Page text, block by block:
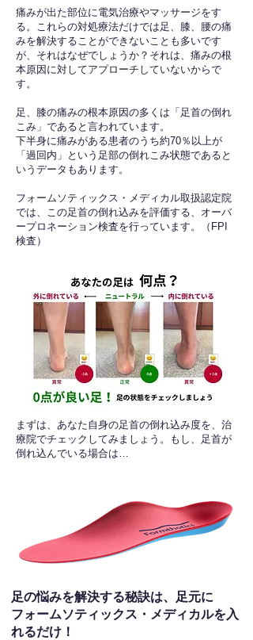
痛みが出た部位に電気治療やマッサージをす
る。これらの対処療法だけでは足、膝、腰の痛
みを解決することができないことも多いです
が、それはなぜでしょうか？それは、痛みの根
本原因に対してアプローチしていないからで
す。
足、膝の痛みの根本原因の多くは「足首の倒れ
こみ」であると言われています。
下半身に痛みがある患者のうち約70％以上が
「過回内」という足部の倒れこみ状態であると
いうデータもあります。
フォームソティックス・メディカル取扱認定院
では、この足首の倒れ込みを評価する、オーバ
ープロネーション検査を行っています。（FPI
検査）​
​まずは、あなた自身の足首の倒れ込み度を、治
療院でチェックしてみましょう。もし、足首が
倒れ込んでいる場合は…
足の悩みを解決する秘訣は、足元に
フォームソティックス・メディカルを入
れるだけ！